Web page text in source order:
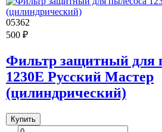
05362
500 ₽
Фильтр защитный для
1230E Русский Мастер
(цилиндрический)
Купить